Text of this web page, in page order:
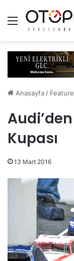
Menü
Anasayfa /
Kupası
13 Mart 2016